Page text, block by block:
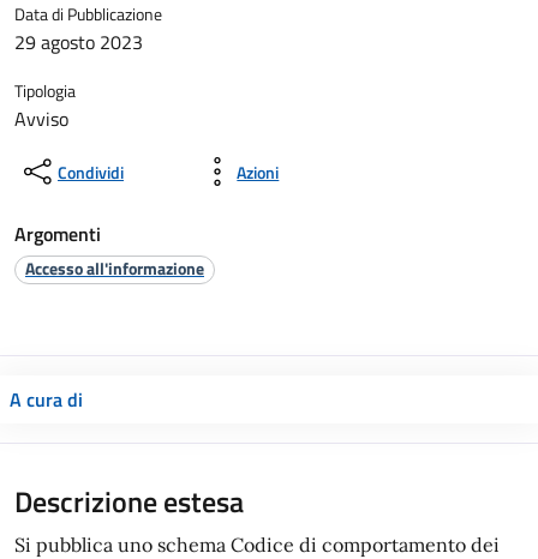
Data di Pubblicazione
29 agosto 2023
Tipologia
Avviso
Condividi Azioni
Argomenti
Accesso all'informazione
A cura di
Descrizione estesa
Si pubblica uno schema Codice di comportamento dei